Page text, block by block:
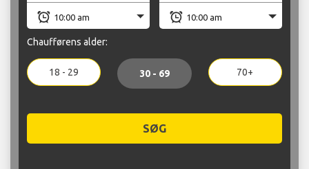
Chaufførens alder:
18 - 29 30 - 69 70+
SØG